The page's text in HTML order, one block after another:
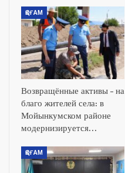
ҚОҒАМ
Возвращённые активы – на
благо жителей села: в
Мойынкумском районе
модернизируется…
ҚОҒАМ